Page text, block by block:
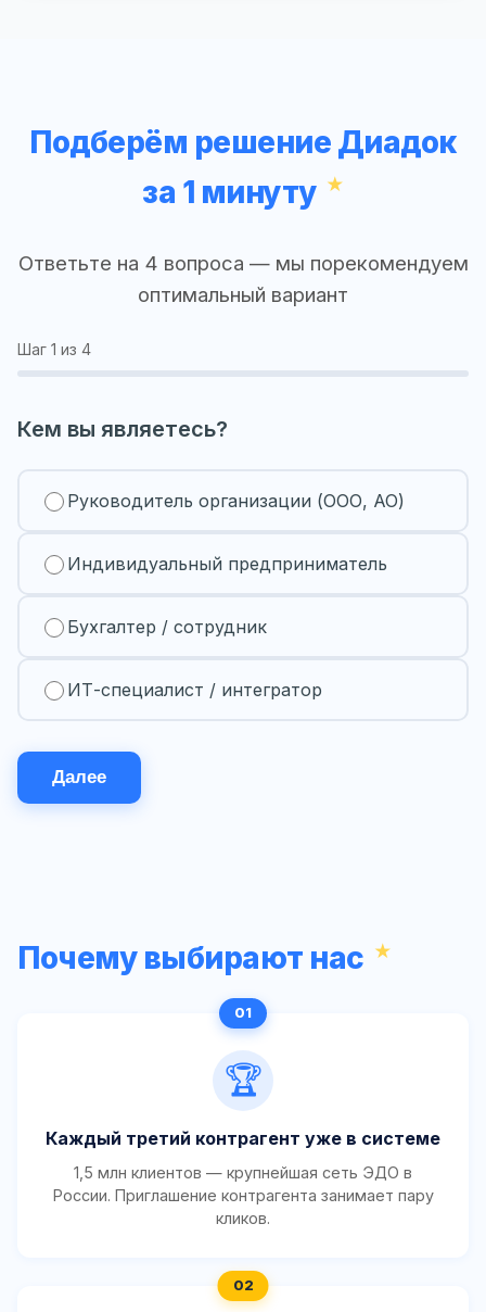
Подберём решение Диадок
за 1 минуту
Ответьте на 4 вопроса — мы порекомендуем
оптимальный вариант
Шаг 1 из 4
Кем вы являетесь?
Руководитель организации (ООО, АО)
Индивидуальный предприниматель
Бухгалтер / сотрудник
ИТ-специалист / интегратор
Далее
Почему выбирают нас
🏆
Каждый третий контрагент уже в системе
1,5 млн клиентов — крупнейшая сеть ЭДО в
России. Приглашение контрагента занимает пару
кликов.